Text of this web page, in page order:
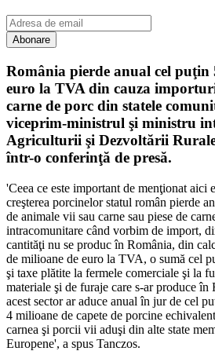
România pierde anual cel puţin
euro la TVA din cauza
carne de porc din statele
viceprim-ministrul şi ministru
Agriculturii şi Dezvoltării
într-o conferinţă de presă.
'Ceea ce este important de menţionat aici
creşterea porcinelor statul român pierde
de animale vii sau carne sau piese de
intracomunitare când vorbim de import,
cantităţi nu se produc în România, din
de milioane de euro la TVA, o sumă cel
şi taxe plătite la fermele comerciale şi la
materiale şi de furaje care s-ar produce
acest sector ar aduce anual în jur de cel
4 milioane de capete de porcine
carnea şi porcii vii aduşi din alte state
Europene', a spus Tanczos.